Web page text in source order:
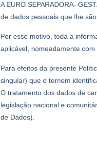
A EURO SEPARADORA-
de dados pessoais que lhe
Por esse motivo, toda a
aplicável, nomeadamente
Para efeitos da presente
singular) que o tornem
O tratamento dos dados de
legislação nacional e
de Dados).